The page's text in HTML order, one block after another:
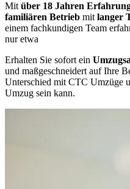
Mit über 18 Jahren
familiären Betrieb mit langer
einem fachkundigen Team
nur etwa
Erhalten Sie sofort ein
und maßgeschneidert auf Ihre
Unterschied mit CTC Umzüge
Umzug sein kann.